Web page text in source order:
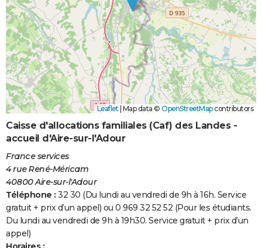
Leaflet Map data © OpenStreetMapcontributors
Caisse d'allocations familiales (Caf) des Landes -
accueil d'Aire-sur-l'Adour
France services
4 rue René-Méricam
40800 Aire-sur-l'Adour
Téléphone : 32 30 (Du lundi au vendredi de 9h à 16h. Service
gratuit + prix d’un appel) ou 0 969 32 52 52 (Pour les étudiants.
Du lundi au vendredi de 9h à 19h30. Service gratuit + prix d’un
appel)